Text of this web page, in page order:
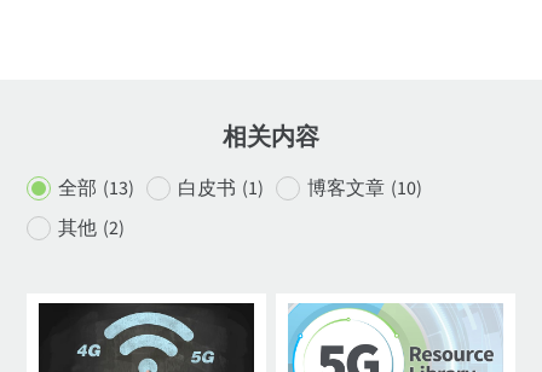
相关内容
全部 (13) 白皮书 (1) 博客文章 (10)
其他 (2)